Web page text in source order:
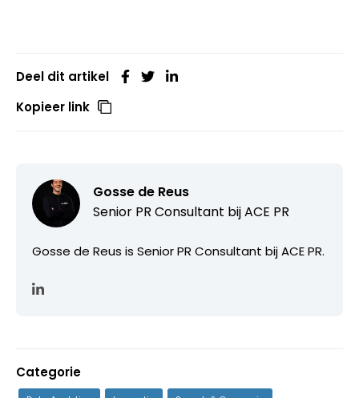
Deel dit artikel
Kopieer link
Gosse de Reus
Senior PR Consultant bij ACE PR
Gosse de Reus is Senior PR Consultant bij ACE PR.
Categorie